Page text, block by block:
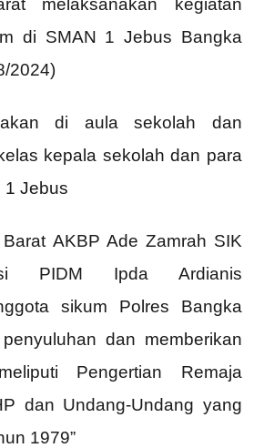
di SMAN 1 Jebus Bangka
2024)
di aula sekolah dan
kepala sekolah dan para
1 Jebus
AKBP Ade Zamrah SIK
PIDM Ipda Ardianis
sikum Polres Bangka
dan memberikan
Pengertian Remaja
dan Undang-Undang yang
1979”